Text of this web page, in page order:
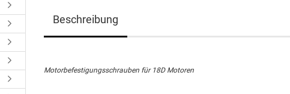
Beschreibung
Motorbefestigungsschrauben für 18D Motoren